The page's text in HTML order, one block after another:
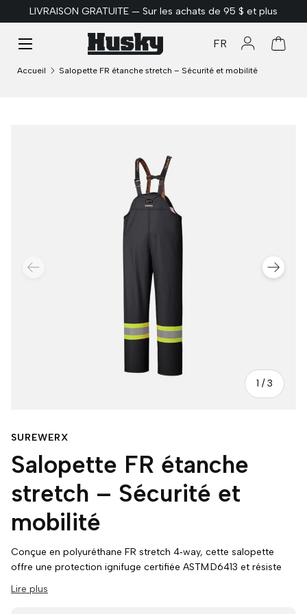
ALLER AU CONTENU
LIVRAISON GRATUITE — Sur les achats de 95 $ et plus
FR Se Panier
Menu
Accueil Salopette FR étanche stretch – Sécurité et mobilité
PRÉCÉDENT
1 /de
3
SUREWERX
Salopette FR étanche
stretch – Sécurité et
mobilité
Conçue en polyuréthane FR stretch 4‑way, cette salopette
offre une protection ignifuge certifiée ASTM D6413 et résiste
sécurité face aux flammes et éclaboussures corrosives.
Lire plus